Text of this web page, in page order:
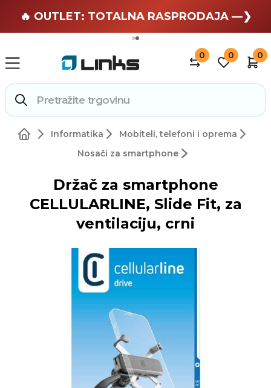
🏄 Zaslužuješ odmor —❯
🔥 OUTLET: TOTALNA RASPRODAJA —❯
0 0 0
Informatika
Mobiteli, telefoni i oprema
Nosači za smartphone
Držač za smartphone
CELLULARLINE, Slide Fit, za
ventilaciju, crni